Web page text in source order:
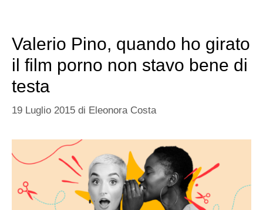
Valerio Pino, quando ho girato
il film porno non stavo bene di
testa
19 Luglio 2015 di Eleonora Costa